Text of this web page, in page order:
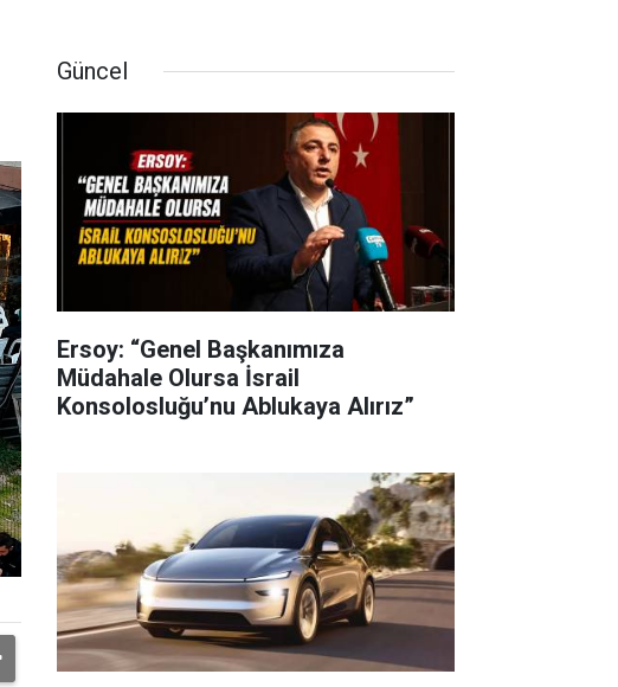
Güncel
Ersoy: “Genel Başkanımıza
Müdahale Olursa İsrail
Konsolosluğu’nu Ablukaya Alırız”